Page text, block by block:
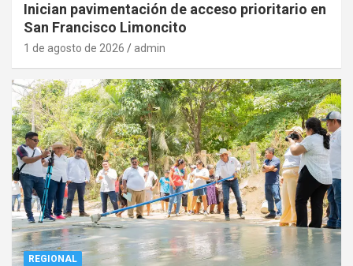
Inician pavimentación de acceso prioritario en
San Francisco Limoncito
1 de agosto de 2026 admin
REGIONAL